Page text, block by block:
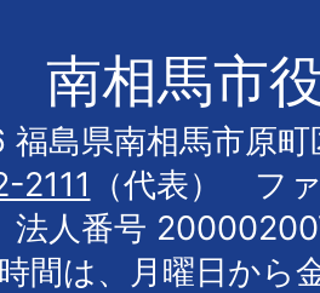
南相馬市
島県南相馬市原町
2111
（代表） フ
法人番号
間は、月曜日から